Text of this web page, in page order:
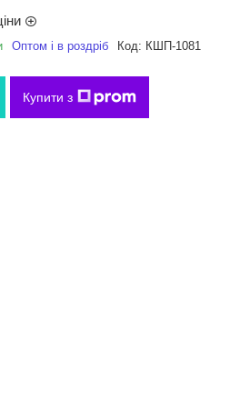
Оптом і в роздріб Код: КШП-1081
Купити з